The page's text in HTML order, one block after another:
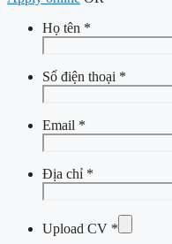
Họ tên *
Số điện thoại *
Email *
Địa chỉ *
Upload CV *